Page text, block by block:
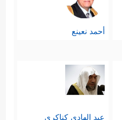
أحمد نعينع
عبد الهادي كناكري